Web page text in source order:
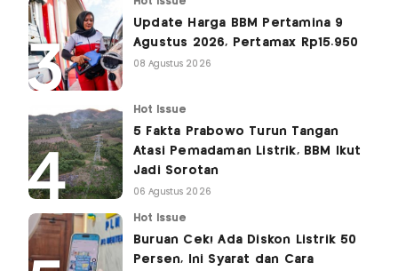
Update Harga BBM Pertamina 9
Agustus 2026, Pertamax Rp15.950
08 Agustus 2026
Hot Issue
5 Fakta Prabowo Turun Tangan
Atasi Pemadaman Listrik, BBM Ikut
Jadi Sorotan
06 Agustus 2026
Hot Issue
Buruan Cek! Ada Diskon Listrik 50
Persen, Ini Syarat dan Cara